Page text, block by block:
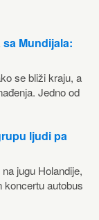
Mundijala:
se bliži kraju, a
Jedno od
ljudi pa
jugu Holandije,
koncertu autobus